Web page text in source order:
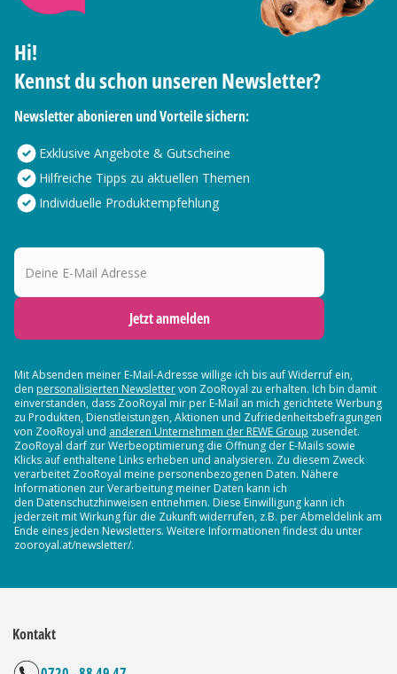
Hi!
Kennst du schon unseren Newsletter?
Newsletter abonieren und Vorteile sichern:
Exklusive Angebote & Gutscheine
Hilfreiche Tipps zu aktuellen Themen
Individuelle Produktempfehlung
Deine E-Mail Adresse
Jetzt anmelden
Mit Absenden meiner E-Mail-Adresse willige ich bis auf Widerruf ein,
den personalisierten Newslettervon ZooRoyal zu erhalten. Ich bin damit
einverstanden, dass ZooRoyal mir per E-Mail an mich gerichtete Werbung
zu Produkten, Dienstleistungen, Aktionen und Zufriedenheitsbefragungen
von ZooRoyal und anderen Unternehmen der REWE Group zusendet.
ZooRoyal darf zur Werbeoptimierung die Öffnung der E-Mails sowie
Klicks auf enthaltene Links erheben und analysieren. Zu diesem Zweck
verarbeitet ZooRoyal meine personenbezogenen Daten. Nähere
Informationen zur Verarbeitung meiner Daten kann ich
den Datenschutzhinweisen entnehmen. Diese Einwilligung kann ich
jederzeit mit Wirkung für die Zukunft widerrufen, z.B. per Abmeldelink am
Ende eines jeden Newsletters. Weitere Informationen findest du unter
zooroyal.at/newsletter/.
Kontakt